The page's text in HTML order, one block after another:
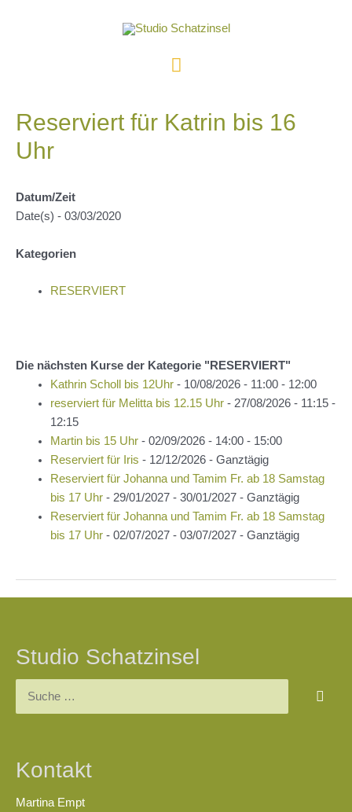
Hauptmenü
Reserviert für Katrin bis 16
Uhr
Datum/Zeit
Date(s) - 03/03/2020
Kategorien
RESERVIERT
Die nächsten Kurse der Kategorie "RESERVIERT"
Kathrin Scholl bis 12Uhr- 10/08/2026 - 11:00 - 12:00
reserviert für Melitta bis 12.15 Uhr- 27/08/2026 - 11:15 -
12:15
Martin bis 15 Uhr- 02/09/2026 - 14:00 - 15:00
Reserviert für Iris - 12/12/2026 - Ganztägig
Reserviert für Johanna und Tamim Fr. ab 18 Samstag
bis 17 Uhr- 29/01/2027 - 30/01/2027 - Ganztägig
Reserviert für Johanna und Tamim Fr. ab 18 Samstag
bis 17 Uhr- 02/07/2027 - 03/07/2027 - Ganztägig
Studio Schatzinsel
Kontakt
Martina Empt